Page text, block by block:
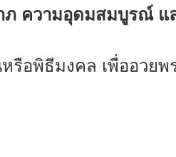
ความอุดมสมบูรณ์ แ
รือพิธีมงคล เพื่ออวยพ